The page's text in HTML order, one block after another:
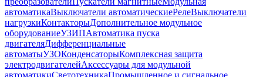
автоматикаВыключатели автоматическиеРелеВыключатели
нагрузкиКонтакторыДополнительное модульное
оборудованиеУЗИПАвтоматика пуска
двигателяДифференциальные
автоматыУЗОКонденсаторыКомплексная защита
электродвигателейАксессуары для модульной
автоматикиСветотехникаПромышленное и сигнальное